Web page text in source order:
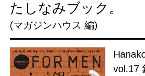
たしなみブック。
(マガジンハウス 編)
vol.17